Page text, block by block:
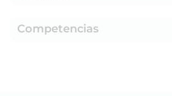
Competencias